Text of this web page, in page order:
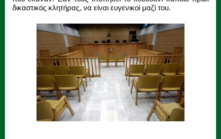
δικαστικός κλητήρας, να είναι ευγενικοί μαζί του.